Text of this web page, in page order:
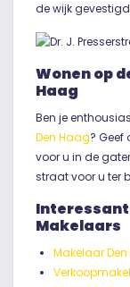
de wijk
Wonen op
Haag
Ben je
Den Haag? Geef
voor u in de
straat voor u ter
Makelaars
Makelaar